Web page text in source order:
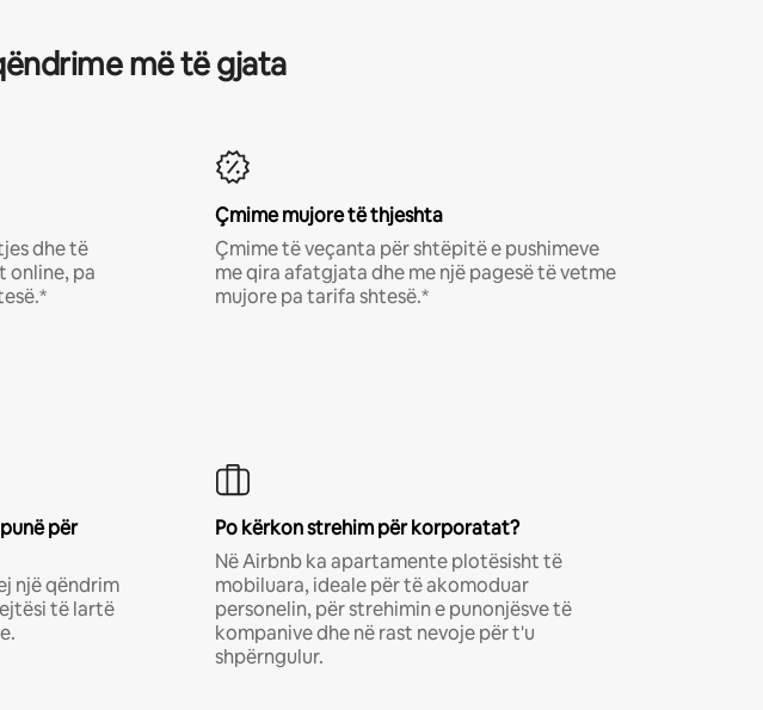
më të gjata
dhe të
online, pa
Çmime mujore të thjeshta
Çmime të veçanta për shtëpitë e pushimeve
me qira afatgjata dhe me një pagesë të vetme
mujore pa tarifa shtesë.*
për
një qëndrim
të lartë
Po kërkon strehim për korporatat?
Në Airbnb ka apartamente plotësisht të
mobiluara, ideale për të akomoduar
personelin, për strehimin e punonjësve të
kompanive dhe në rast nevoje për t'u
shpërngulur.